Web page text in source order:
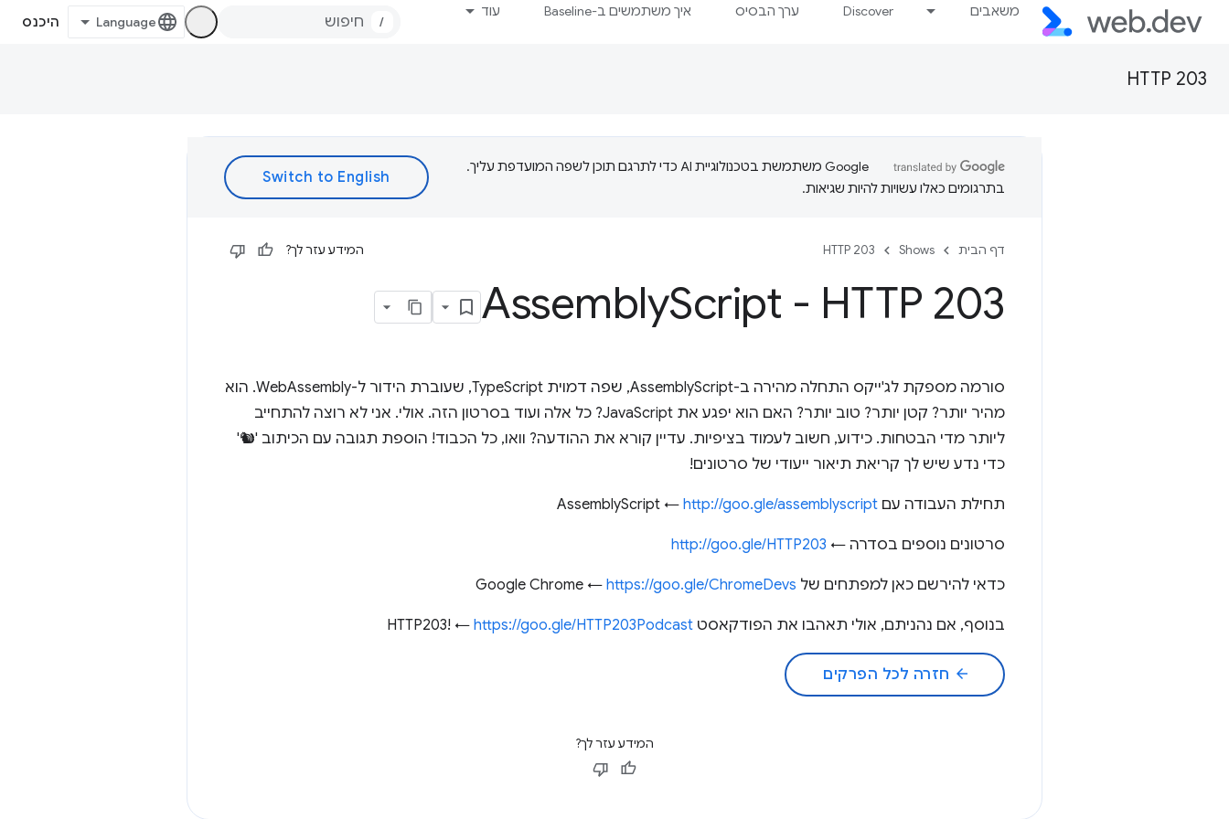
משאבים Discover ערך הבסיס איך משתמשים ב-Baseline עוד
/ היכנס
HTTP 203
‫Google משתמשת בטכנולוגיית AI כדי לתרגם תוכן לשפה המועדפת עליך.
בתרגומים כאלו עשויות להיות שגיאות.
דף הבית Shows
HTTP 203 המידע עזר לך?
AssemblyScript - HTTP 203
סורמה מספקת לג'ייקס התחלה מהירה ב-AssemblyScript, שפה דמוית TypeScript, שעוברת הידור ל-WebAssembly. הוא
מהיר יותר? קטן יותר? טוב יותר? האם הוא יפגע את JavaScript? כל אלה ועוד בסרטון הזה. אולי. אני לא רוצה להתחייב
ליותר מדי הבטחות. כידוע, חשוב לעמוד בציפיות. עדיין קורא את ההודעה? וואו, כל הכבוד! הוספת תגובה עם הכיתוב '🐿'
כדי נדע שיש לך קריאת תיאור ייעודי של סרטונים!
תחילת העבודה עם AssemblyScript ← http://goo.gle/assemblyscript
סרטונים נוספים בסדרה ← http://goo.gle/HTTP203
כדאי להירשם כאן למפתחים של Google Chrome ← https://goo.gle/ChromeDevs
בנוסף, אם נהניתם, אולי תאהבו את הפודקאסט HTTP203! ← https://goo.gle/HTTP203Podcast
arrow_back חזרה לכל הפרקים
המידע עזר לך?